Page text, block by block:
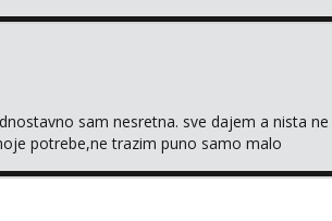
sam nesretna. sve dajem a nista ne
potrebe,ne trazim puno samo malo